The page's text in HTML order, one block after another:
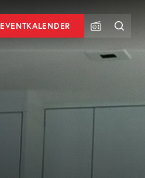
EVENTKALENDER